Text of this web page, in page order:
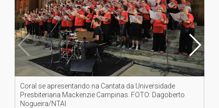
Coral se apresentando na Cantata da Universidade
Presbiteriana Mackenzie Campinas. FOTO: Dagoberto
Nogueira/NTAI